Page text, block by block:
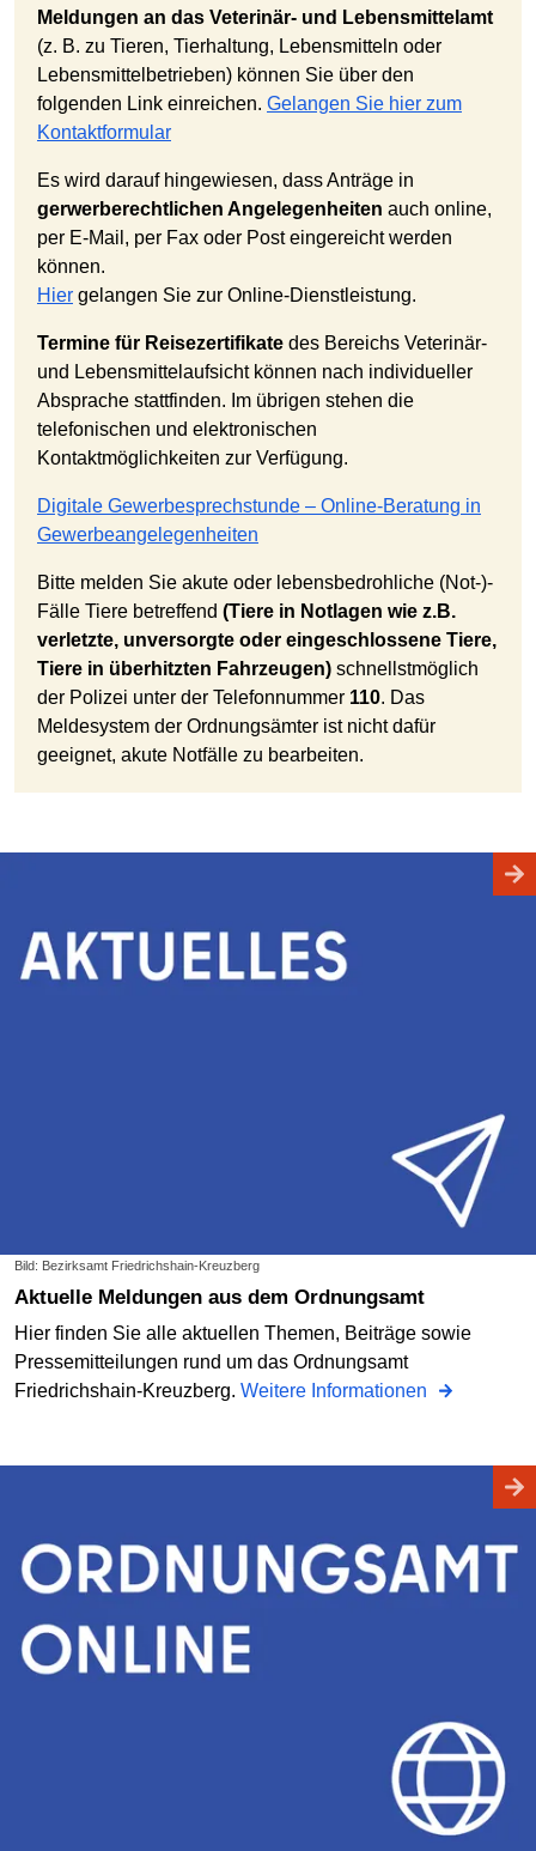
Meldungen an das Veterinär- und Lebensmittelamt
(z. B. zu Tieren, Tierhaltung, Lebensmitteln oder
Lebensmittelbetrieben) können Sie über den
folgenden Link einreichen. Gelangen Sie hier zum
Kontaktformular
Es wird darauf hingewiesen, dass Anträge in
gerwerberechtlichen Angelegenheiten auch online,
per E-Mail, per Fax oder Post eingereicht werden
können.
Hier gelangen Sie zur Online-Dienstleistung.
Termine für Reisezertifikate des Bereichs Veterinär-
und Lebensmittelaufsicht können nach individueller
Absprache stattfinden. Im übrigen stehen die
telefonischen und elektronischen
Kontaktmöglichkeiten zur Verfügung.
Digitale Gewerbesprechstunde – Online-Beratung in
Gewerbeangelegenheiten
Bitte melden Sie akute oder lebensbedrohliche (Not-)-
Fälle Tiere betreffend (Tiere in Notlagen wie z.B.
verletzte, unversorgte oder eingeschlossene Tiere,
Tiere in überhitzten Fahrzeugen) schnellstmöglich
der Polizei unter der Telefonnummer 110. Das
Meldesystem der Ordnungsämter ist nicht dafür
geeignet, akute Notfälle zu bearbeiten.
Bild: Bezirksamt Friedrichshain-Kreuzberg
Aktuelle Meldungen aus dem Ordnungsamt
Hier finden Sie alle aktuellen Themen, Beiträge sowie
Pressemitteilungen rund um das Ordnungsamt
Friedrichshain-Kreuzberg. Weitere Informationen